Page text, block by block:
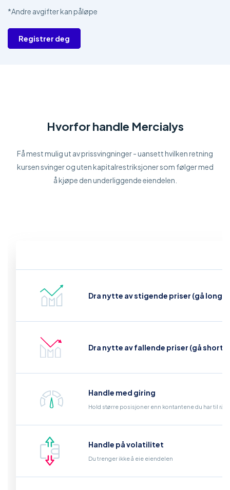
*Andre avgifter kan påløpe
Registrer deg
Hvorfor handle Mercialys
Få mest mulig ut av prissvingninger - uansett hvilken retning
kursen svinger og uten kapitalrestriksjoner som følger med
å kjøpe den underliggende eiendelen.
Dra nytte av stigende priser (gå long)
Dra nytte av fallende priser (gå short)
Handle med giring
Hold større posisjoner enn kontantene du har til
Handle på volatilitet
Du trenger ikke å eie eiendelen